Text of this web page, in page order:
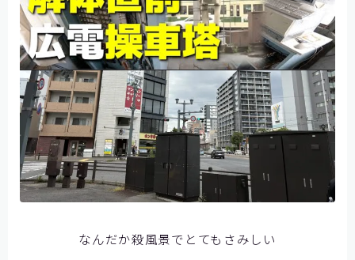
なんだか殺風景でとてもさみしい